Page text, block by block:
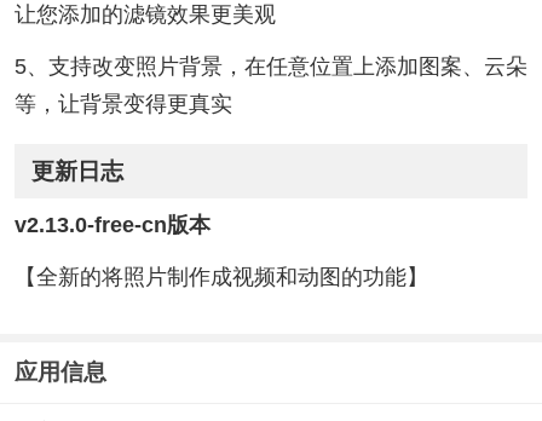
让您添加的滤镜效果更美观
5、支持改变照片背景，在任意位置上添加图案、云朵
等，让背景变得更真实
更新日志
v2.13.0-free-cn版本
【全新的将照片制作成视频和动图的功能】
应用信息